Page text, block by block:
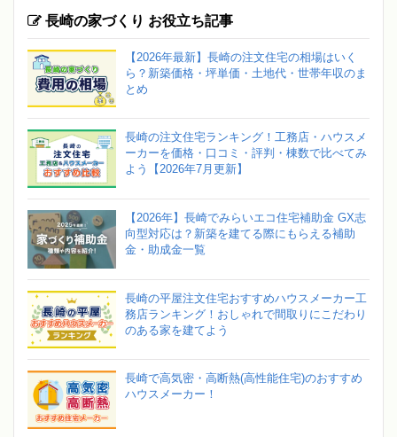
長崎の家づくり お役立ち記事
【2026年最新】長崎の注文住宅の相場はいく
ら？新築価格・坪単価・土地代・世帯年収のま
とめ
長崎の注文住宅ランキング！工務店・ハウスメ
ーカーを価格・口コミ・評判・棟数で比べてみ
よう【2026年7月更新】
【2026年】長崎でみらいエコ住宅補助金 GX志
向型対応は？新築を建てる際にもらえる補助
金・助成金一覧
長崎の平屋注文住宅おすすめハウスメーカー工
務店ランキング！おしゃれで間取りにこだわり
のある家を建てよう
長崎で高気密・高断熱(高性能住宅)のおすすめ
ハウスメーカー！